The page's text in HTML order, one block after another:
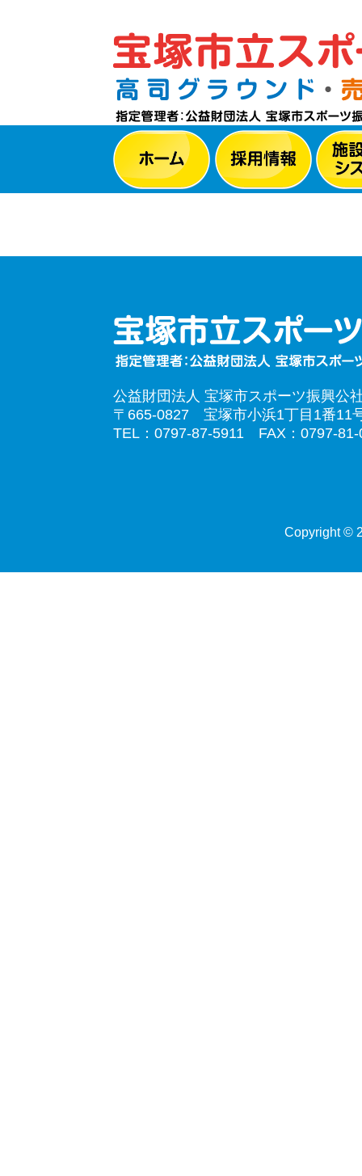
公益財団法人 宝塚市スポーツ振興公
〒665-0827 宝塚市小浜1丁目1番11
TEL：0797-87-5911 FAX：0797-81-
Copyright ©